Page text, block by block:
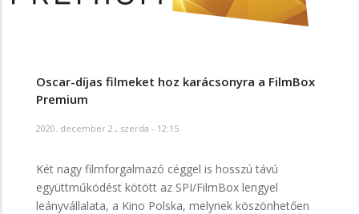
Oscar-díjas filmeket hoz karácsonyra a FilmBox
Premium
2020. december 2., szerda - 12:15
Két nagy filmforgalmazó céggel is hosszú távú
együttműködést kötött az SPI/FilmBox lengyel
leányvállalata, a Kino Polska, melynek köszönhetően